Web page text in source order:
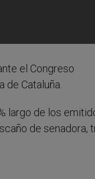
el Congreso
Cataluña.
largo de los
de senadora,